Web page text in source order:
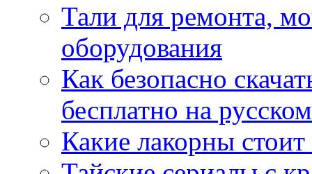
Тали для ремонта,
оборудования
Как безопасно
бесплатно на
Какие лакорны